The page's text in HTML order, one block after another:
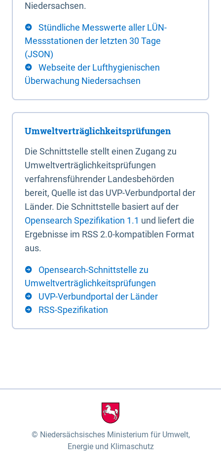
Niedersachsen.
Stündliche Messwerte aller LÜN-
Messstationen der letzten 30 Tage
(JSON)
Webseite der Lufthygienischen
Überwachung Niedersachsen
Umweltverträglichkeitsprüfungen
Die Schnittstelle stellt einen Zugang zu
Umweltverträglichkeitsprüfungen
verfahrensführender Landesbehörden
bereit, Quelle ist das UVP-Verbundportal der
Länder. Die Schnittstelle basiert auf der
Opensearch Spezifikation 1.1 und liefert die
Ergebnisse im RSS 2.0-kompatiblen Format
aus.
Opensearch-Schnittstelle zu
Umweltverträglichkeitsprüfungen
UVP-Verbundportal der Länder
RSS-Spezifikation
Niedersächsisches Ministerium für Umwelt,
Energie und Klimaschutz